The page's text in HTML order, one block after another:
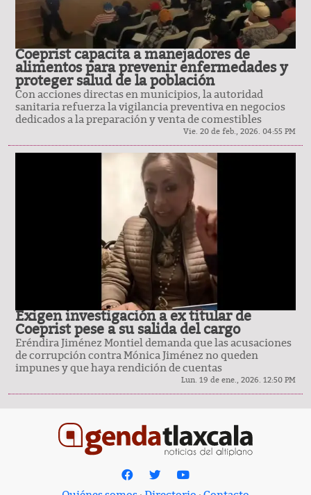
Coeprist capacita a manejadores de
alimentos para prevenir enfermedades y
proteger salud de la población
Con acciones directas en municipios, la autoridad
sanitaria refuerza la vigilancia preventiva en negocios
dedicados a la preparación y venta de comestibles
Vie. 20 de feb., 2026. 04:55 PM
Exigen investigación a ex titular de
Coeprist pese a su salida del cargo
Eréndira Jiménez Montiel demanda que las acusaciones
de corrupción contra Mónica Jiménez no queden
impunes y que haya rendición de cuentas
Lun. 19 de ene., 2026. 12:50 PM